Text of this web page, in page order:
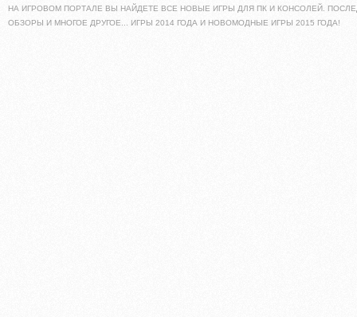
НА ИГРОВОМ ПОРТАЛЕ ВЫ НАЙДЕТЕ ВСЕ НОВЫЕ ИГРЫ ДЛЯ ПК И КОНСОЛЕЙ.
ОБЗОРЫ И МНОГОЕ ДРУГОЕ... ИГРЫ 2014 ГОДА И НОВОМОДНЫЕ ИГРЫ 2015 ГОДА!